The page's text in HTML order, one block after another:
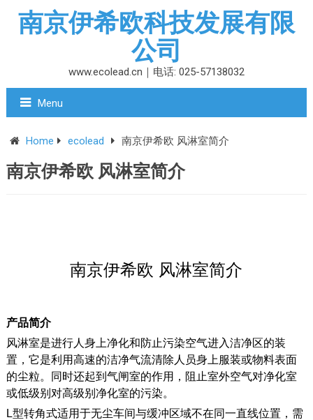
南京伊希欧科技发展有限
公司
www.ecolead.cn｜电话: 025-57138032
Menu
Home ecolead 南京伊希欧 风淋室简介
南京伊希欧 风淋室简介
南京伊希欧 风淋室简介
产品简介
风淋室是进行人身上净化和防止污染空气进入洁净区的装
置，它是利用高速的洁净气流清除人员身上服装或物料表面
的尘粒。同时还起到气闸室的作用，阻止室外空气对净化室
或低级别对高级别净化室的污染。
L型转角式适用于无尘车间与缓冲区域不在同一直线位置，需